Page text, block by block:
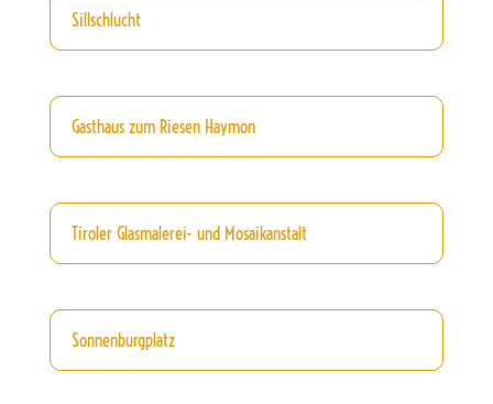
Sillschlucht
Gasthaus zum Riesen Haymon
Tiroler Glasmalerei- und Mosaikanstalt
Sonnenburgplatz